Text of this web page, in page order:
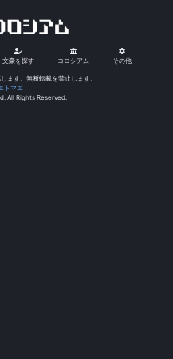
文豪を探す コロシアム その他
ます。無断転載を禁止します。
トマエ
All Rights Reserved.